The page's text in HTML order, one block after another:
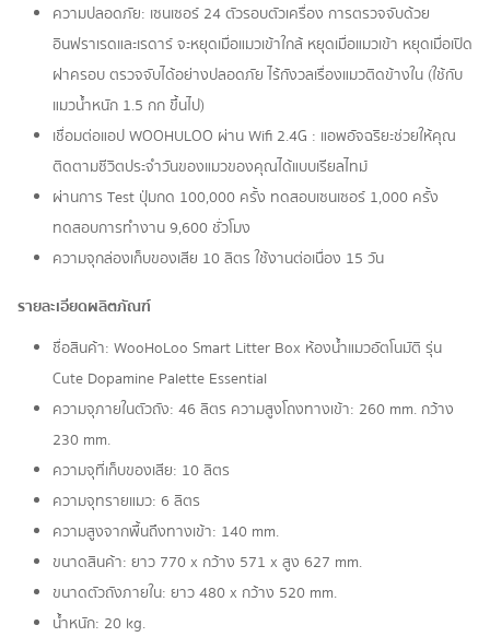
ความปลอดภัย: เซนเซอร์ 24 ตัวรอบตัวเครื่อง การตรวจจับด้วย
อินฟราเรดและเรดาร์ จะหยุดเมื่อแมวเข้าใกล้ หยุดเมื่อแมวเข้า หยุดเมื่อเปิด
ฝาครอบ ตรวจจับได้อย่างปลอดภัย ไร้กังวลเรื่องแมวติดข้างใน (ใช้กับ
แมวน้ำหนัก 1.5 กก ขึ้นไป)
เชื่อมต่อแอป WOOHULOO ผ่าน Wifi 2.4G : แอพอัจฉริยะช่วยให้คุณ
ติดตามชีวิตประจำวันของแมวของคุณได้แบบเรียลไทม์
ผ่านการ Test ปุ่มกด 100,000 ครั้ง ทดสอบเซนเซอร์ 1,000 ครั้ง
ทดสอบการทำงาน 9,600 ชั่วโมง
ความจุกล่องเก็บของเสีย 10 ลิตร ใช้งานต่อเนื่อง 15 วัน
รายละเอียดผลิตภัณฑ์
ชื่อสินค้า: WooHoLoo Smart Litter Box ห้องน้ำแมวอัตโนมัติ รุ่น
Cute Dopamine Palette Essential
ความจุภายในตัวถัง: 46 ลิตร ความสูงโถงทางเข้า: 260 mm. กว้าง
230 mm.
ความจุที่เก็บของเสีย: 10 ลิตร
ความจุทรายแมว: 6 ลิตร
ความสูงจากพื้นถึงทางเข้า: 140 mm.
ขนาดสินค้า: ยาว 770 x กว้าง 571 x สูง 627 mm.
ขนาดตัวถังภายใน: ยาว 480 x กว้าง 520 mm.
น้ำหนัก: 20 kg.